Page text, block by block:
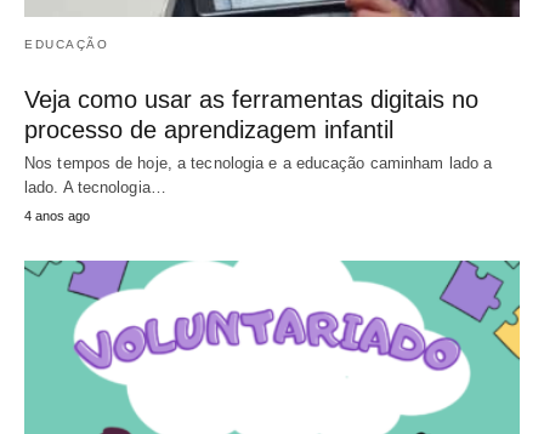
EDUCAÇÃO
Veja como usar as ferramentas digitais no
processo de aprendizagem infantil
Nos tempos de hoje, a tecnologia e a educação caminham lado a
lado. A tecnologia…
4 anos ago